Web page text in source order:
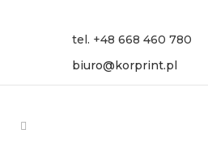
tel. +48 668 460 780
biuro@korprint.pl